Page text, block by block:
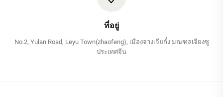
ที่อยู่
No.2, Yulan Road, Leyu Town(zhaofeng), เมืองจางเจียกั๋ง มณฑลเจียงซู
ประเทศจีน